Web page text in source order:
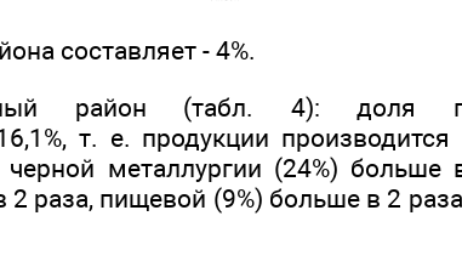
составляет - 4%.
район (табл. 4): доля
т. е. продукции
черной металлургии (24%) больше
раза, пищевой (9%) больше в 2